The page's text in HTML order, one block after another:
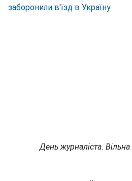
заборонили в'їзд в Україну.
День журналіста. Вільна